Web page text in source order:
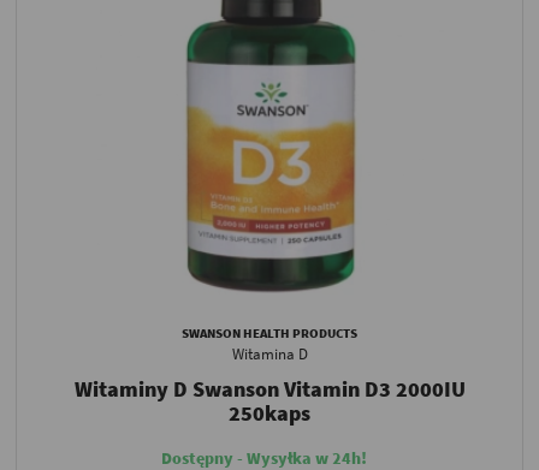
SWANSON HEALTH PRODUCTS
Witamina D
Witaminy D Swanson Vitamin D3 2000IU
250kaps
Dostępny - Wysyłka w 24h!